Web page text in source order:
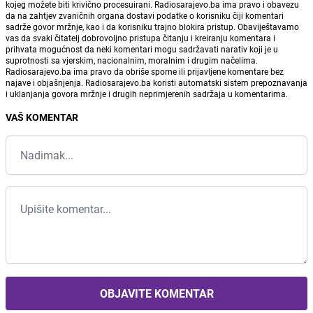
kojeg možete biti krivično procesuirani. Radiosarajevo.ba ima pravo i obavezu
da na zahtjev zvaničnih organa dostavi podatke o korisniku čiji komentari
sadrže govor mržnje, kao i da korisniku trajno blokira pristup. Obaviještavamo
vas da svaki čitatelj dobrovoljno pristupa čitanju i kreiranju komentara i
prihvata mogućnost da neki komentari mogu sadržavati narativ koji je u
suprotnosti sa vjerskim, nacionalnim, moralnim i drugim načelima.
Radiosarajevo.ba ima pravo da obriše sporne ili prijavljene komentare bez
najave i objašnjenja. Radiosarajevo.ba koristi automatski sistem prepoznavanja
i uklanjanja govora mržnje i drugih neprimjerenih sadržaja u komentarima.
VAŠ KOMENTAR
OBJAVITE KOMENTAR